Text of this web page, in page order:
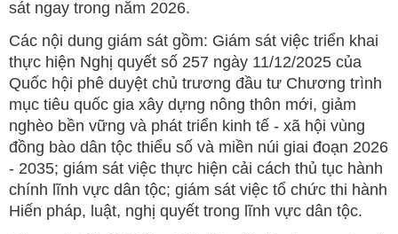
sát ngay trong năm 2026.
Các nội dung giám sát gồm: Giám sát việc triển khai
thực hiện Nghị quyết số 257 ngày 11/12/2025 của
Quốc hội phê duyệt chủ trương đầu tư Chương trình
mục tiêu quốc gia xây dựng nông thôn mới, giảm
nghèo bền vững và phát triển kinh tế - xã hội vùng
đồng bào dân tộc thiểu số và miền núi giai đoạn 2026
- 2035; giám sát việc thực hiện cải cách thủ tục hành
chính lĩnh vực dân tộc; giám sát việc tổ chức thi hành
Hiến pháp, luật, nghị quyết trong lĩnh vực dân tộc.